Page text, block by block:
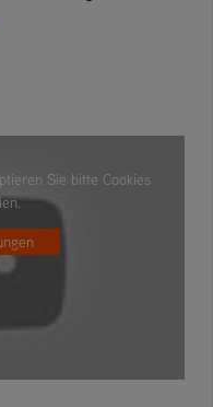
Sie bitte Cookies